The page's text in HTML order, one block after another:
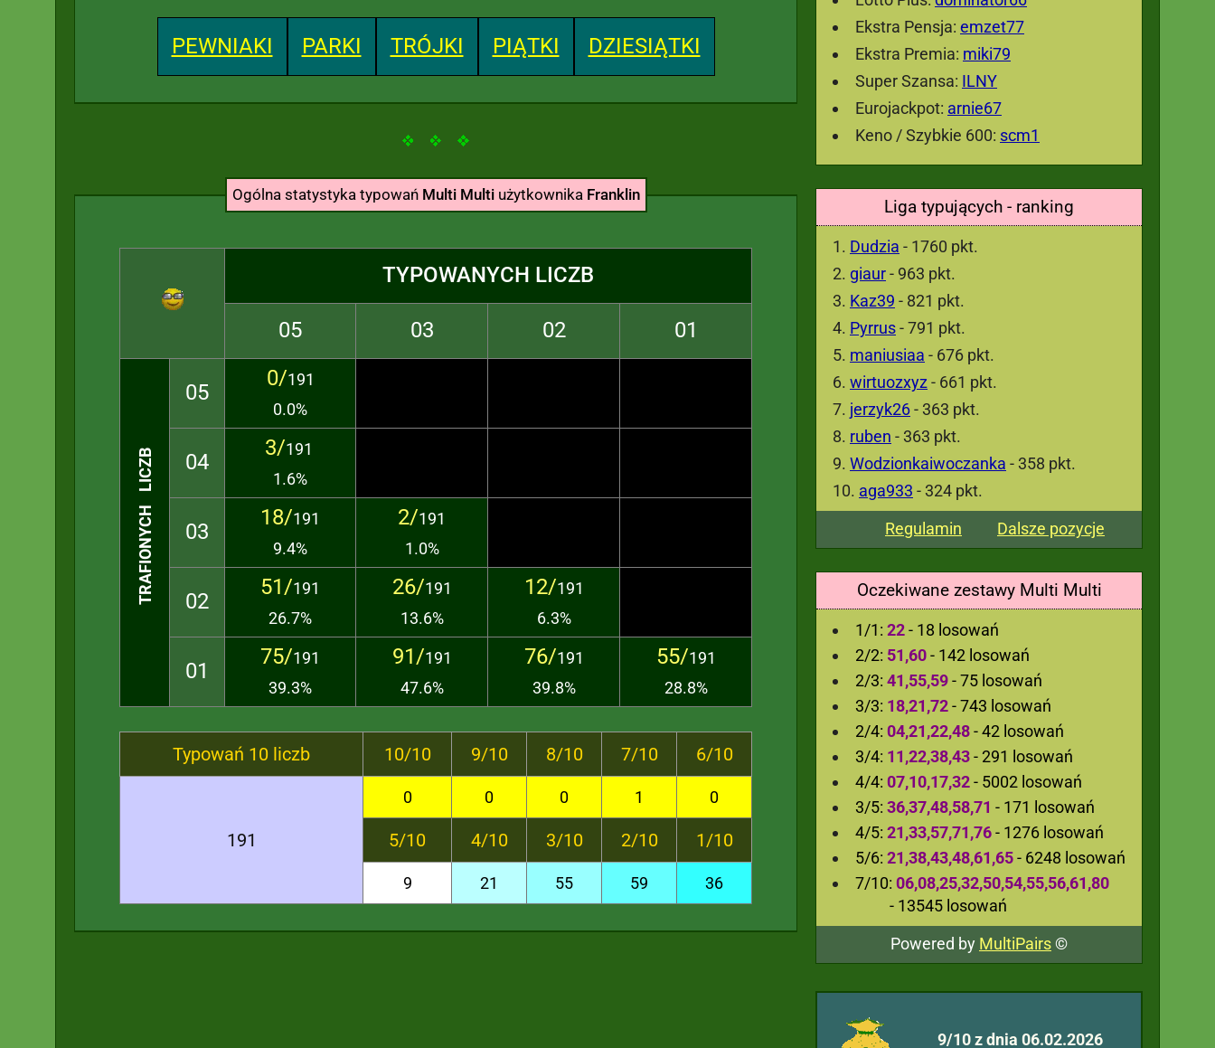
Ekstra Pensja: emzet77
Ekstra Premia: miki79
Super Szansa: ILNY
Eurojackpot: arnie67
Keno / Szybkie 600: scm1
Liga typujących - ranking
Dudzia - 1760 pkt.
giaur- 963 pkt.
Kaz39 - 821 pkt.
Pyrrus- 791 pkt.
maniusiaa - 676 pkt.
wirtuozxyz - 661 pkt.
jerzyk26- 363 pkt.
ruben - 363 pkt.
Wodzionkaiwoczanka - 358 pkt.
aga933 - 324 pkt.
Regulamin
Dalsze pozycje
Oczekiwane zestawy Multi Multi
1/1: 22- 18 losowań
2/2: 51,60- 142 losowań
2/3: 41,55,59- 75 losowań
3/3: 18,21,72- 743 losowań
2/4: 04,21,22,48- 42 losowań
3/4: 11,22,38,43- 291 losowań
4/4: 07,10,17,32- 5002 losowań
3/5: 36,37,48,58,71 - 171 losowań
4/5: 21,33,57,71,76- 1276 losowań
5/6: 21,38,43,48,61,65- 6248 losowań
7/10: 06,08,25,32,50,54,55,56,61,80
- 13545 losowań
Powered by MultiPairs©
9/10 z dnia 06.02.2026
PEWNIAKI PARKI TRÓJKI PIĄTKI DZIESIĄTKI
Ogólna statystyka typowań Multi Multiużytkownika Franklin
TYPOWANYCH LICZB
05 03 02 01
TRAFIONYCH LICZB
05
0/191
0.0%
04
3/191
1.6%
03
18/191
9.4%
2/191
1.0%
02
51/191
26.7%
26/191
13.6%
12/191
6.3%
01
75/191
39.3%
91/191
47.6%
76/191
39.8%
55/191
28.8%
Typowań 10 liczb 10/10 9/10 8/10 7/10 6/10
191
0 0 0 1 0
5/10 4/10 3/10 2/10 1/10
9 21 55 59 36